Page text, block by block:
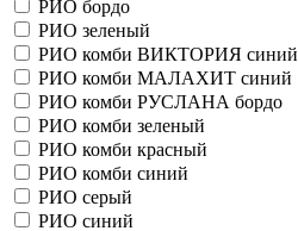
РИО бордо
РИО зеленый
РИО комби ВИКТОРИЯ синий
РИО комби МАЛАХИТ синий
РИО комби РУСЛАНА бордо
РИО комби зеленый
РИО комби красный
РИО комби синий
РИО серый
РИО синий